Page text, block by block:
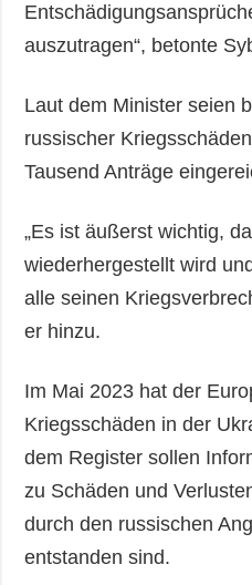
auszutragen“, betonte
Laut dem Minister seien
russischer
Tausend Anträge
„Es ist äußerst wichtig,
wiederhergestellt wird
alle seinen
er hinzu.
Im Mai 2023 hat der
Kriegsschäden in der
dem Register sollen
zu Schäden und
durch den russischen
entstanden sind.